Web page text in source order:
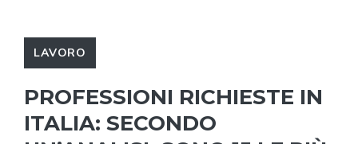
LAVORO
PROFESSIONI RICHIESTE IN
ITALIA: SECONDO